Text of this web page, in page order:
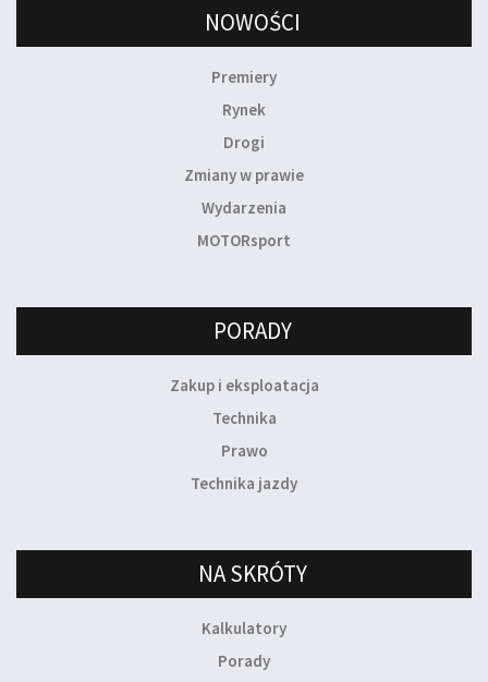
NOWOŚCI
Premiery
Rynek
Drogi
Zmiany w prawie
Wydarzenia
MOTORsport
PORADY
Zakup i eksploatacja
Technika
Prawo
Technika jazdy
NA SKRÓTY
Kalkulatory
Porady